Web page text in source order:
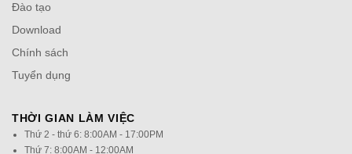
Đào tạo
Download
Chính sách
Tuyển dụng
THỜI GIAN LÀM VIỆC
Thứ 2 - thứ 6: 8:00AM - 17:00PM
Thứ 7: 8:00AM - 12:00AM